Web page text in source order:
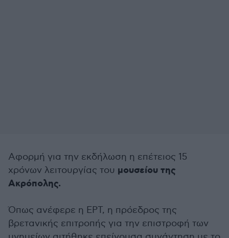
Αφορμή για την εκδήλωση η επέτειος 15
χρόνων λειτουργίας του μουσείου της
Ακρόπολης.
Όπως ανέφερε η ΕΡΤ, η πρόεδρος της
βρετανικής επιτροπής για την επιστροφή των